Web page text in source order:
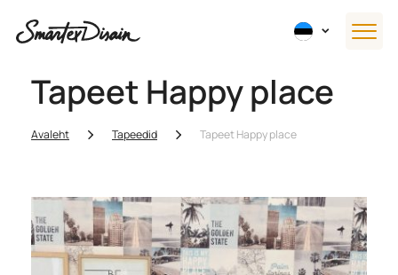
Tapeet Happy place
Avaleht Tapeedid Tapeet Happy place